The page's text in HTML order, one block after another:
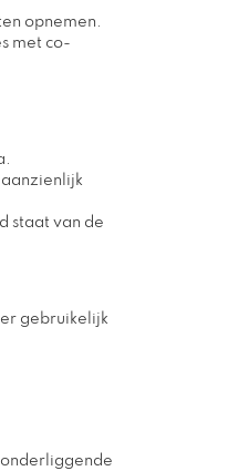
opnemen.
met co-
staat van de
gebruikelijk